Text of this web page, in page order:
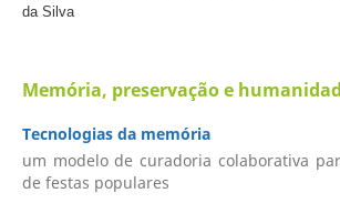
da Silva
Memória, preservação e
Tecnologias da memória
um modelo de curadoria colaborativa
de festas populares